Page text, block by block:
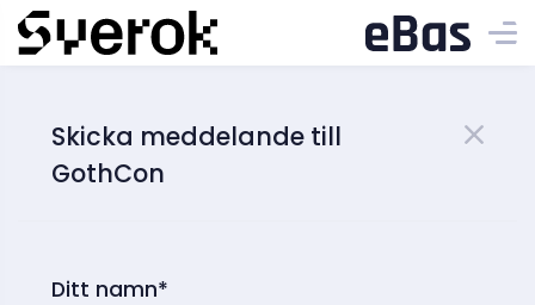
Skicka meddelande till
GothCon
Ditt namn*